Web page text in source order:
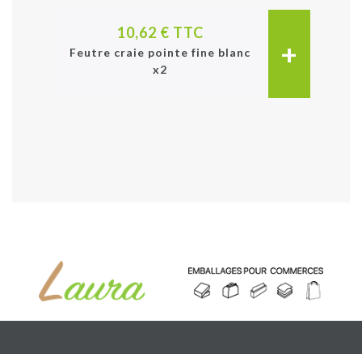
10,62 € TTC
Feutre craie pointe fine blanc
x2
+